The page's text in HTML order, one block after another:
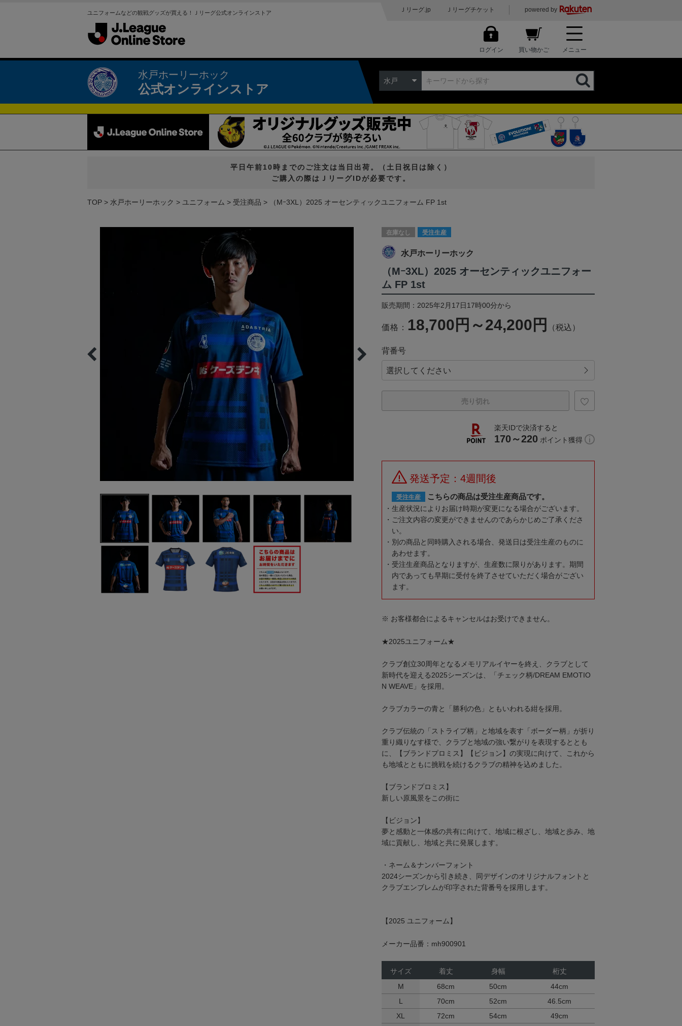
ユニフォームなどの観戦グッズが買える！Ｊリーグ公式オンラインストア Ｊリーグ.jp Ｊリーグチケット powered by
ログイン 買い物かご メニュー
水戸ホーリーホック
公式オンラインストア
水戸
平日午前10時までのご注文は当日出荷。（土日祝日は除く）
ご購入の際はＪリーグIDが必要です。
TOP 水戸ホーリーホック ユニフォーム 受注商品 （Mｰ3XL）2025 オーセンティックユニフォーム FP 1st
在庫なし 受注生産
水戸ホーリーホック
（Mｰ3XL）2025 オーセンティックユニフォー
ム FP 1st
販売期間：2025年2月17日17時00分から
価格： 18,700円～24,200円 （税込）
背番号
売り切れ
楽天IDで決済すると
170～220 ポイント獲得
発送予定：4週間後
受注生産 こちらの商品は受注生産商品です。
生産状況によりお届け時期が変更になる場合がございます。
ご注文内容の変更ができませんのであらかじめご了承くださ
い。
別の商品と同時購入される場合、発送日は受注生産のものに
あわせます。
受注生産商品となりますが、生産数に限りがあります。期間
内であっても早期に受付を終了させていただく場合がござい
ます。
※ お客様都合によるキャンセルはお受けできません。
★2025ユニフォーム★
クラブ創立30周年となるメモリアルイヤーを終え、クラブとして
新時代を迎える2025シーズンは、「チェック柄/DREAM EMOTIO
N WEAVE」を採用。
クラブカラーの青と「勝利の色」ともいわれる紺を採用。
クラブ伝統の「ストライプ柄」と地域を表す「ボーダー柄」が折り
重り織りなす様で、クラブと地域の強い繋がりを表現するととも
に、【ブランドプロミス】【ビジョン】の実現に向けて、これから
も地域とともに挑戦を続けるクラブの精神を込めました。
【ブランドプロミス】
新しい原風景をこの街に
【ビジョン】
夢と感動と一体感の共有に向けて、地域に根ざし、地域と歩み、地
域に貢献し、地域と共に発展します。
・ネーム＆ナンバーフォント
2024シーズンから引き続き、同デザインのオリジナルフォントと
クラブエンブレムが印字された背番号を採用します。
【2025 ユニフォーム】
メーカー品番：mh900901
サイズ 着丈 身幅
桁丈
M
68cm 50cm
44cm
L
70cm 52cm
46.5cm
XL
72cm 54cm
49cm